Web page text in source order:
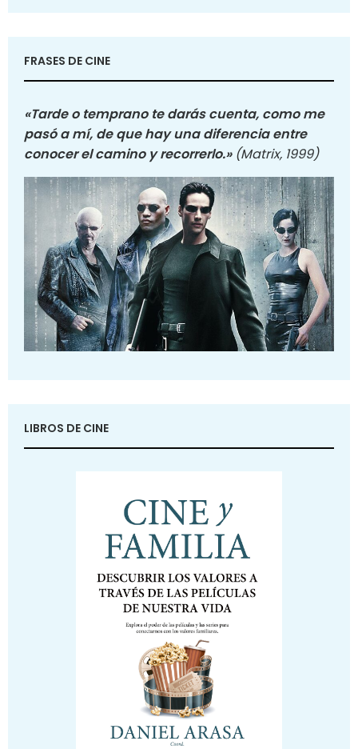
FRASES DE CINE
«Tarde o temprano te darás cuenta, como me
pasó a mí, de que hay una diferencia entre
conocer el camino y recorrerlo.» (Matrix, 1999)
LIBROS DE CINE